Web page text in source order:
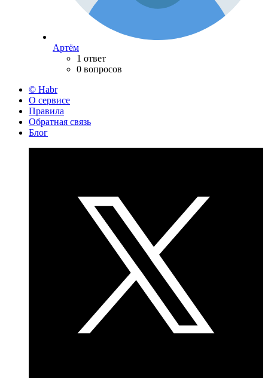
Артём
1 ответ
0 вопросов
© Habr
О сервисе
Правила
Обратная связь
Блог